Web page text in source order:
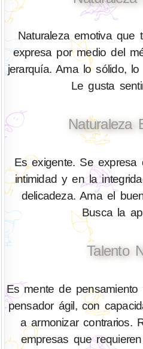
Naturaleza emotiva que
expresa por medio del
jerarquía. Ama lo sólido,
Le gusta
Naturaleza
Es exigente. Se
intimidad y en la
delicadeza. Ama el
Busca la
Talento
Es mente de
pensador ágil, con
a armonizar contrarios.
empresas que